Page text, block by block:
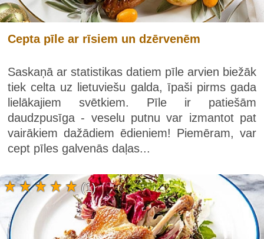
Cepta pīle ar rīsiem un dzērvenēm
Saskaņā ar statistikas datiem pīle arvien biežāk
tiek celta uz lietuviešu galda, īpaši pirms gada
lielākajiem svētkiem. Pīle ir patiešām
daudzpusīga - veselu putnu var izmantot pat
vairākiem dažādiem ēdieniem! Piemēram, var
cept pīles galvenās daļas...
(1)